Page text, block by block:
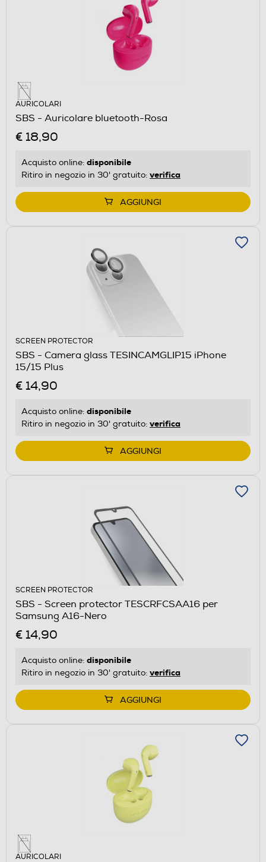
AURICOLARI
SBS - Auricolare bluetooth-Rosa
€ 18,90
Acquisto online: disponibile
Ritiro in negozio in 30' gratuito: verifica
AGGIUNGI
SCREEN PROTECTOR
SBS - Camera glass TESINCAMGLIP15 iPhone
15/15 Plus
€ 14,90
Acquisto online: disponibile
Ritiro in negozio in 30' gratuito: verifica
AGGIUNGI
SCREEN PROTECTOR
SBS - Screen protector TESCRFCSAA16 per
Samsung A16-Nero
€ 14,90
Acquisto online: disponibile
Ritiro in negozio in 30' gratuito: verifica
AGGIUNGI
AURICOLARI